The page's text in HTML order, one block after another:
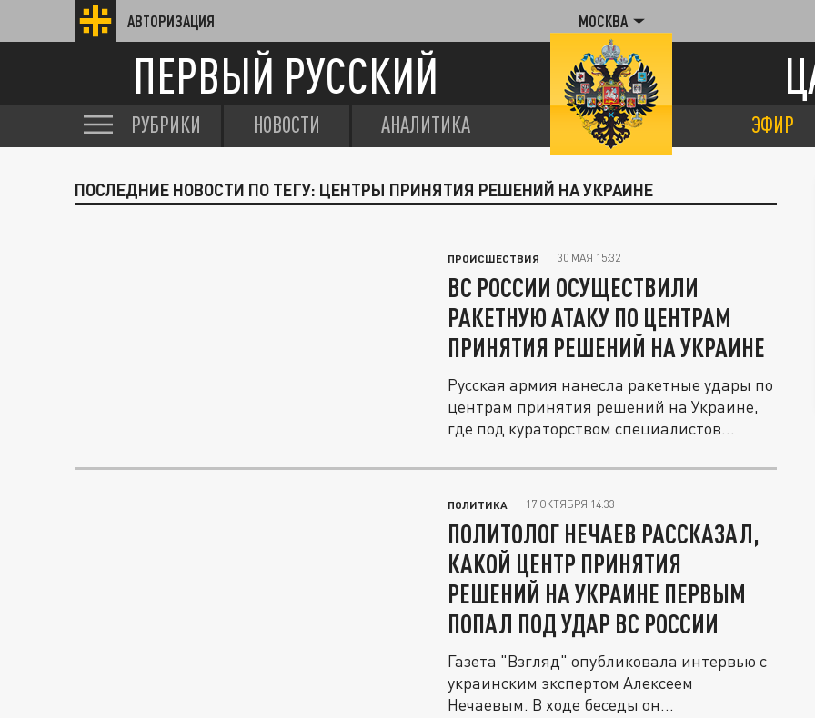
АВТОРИЗАЦИЯ МОСКВА
ПЕРВЫЙ РУССКИЙ
РУБРИКИ НОВОСТИ АНАЛИТИКА ЭФИР
ПОСЛЕДНИЕ НОВОСТИ ПО ТЕГУ: ЦЕНТРЫ ПРИНЯТИЯ РЕШЕНИЙ НА УКРАИНЕ
ПРОИСШЕСТВИЯ 30 МАЯ 15:32
ВС РОССИИ ОСУЩЕСТВИЛИ
РАКЕТНУЮ АТАКУ ПО ЦЕНТРАМ
ПРИНЯТИЯ РЕШЕНИЙ НА УКРАИНЕ
Русская армия нанесла ракетные удары по
центрам принятия решений на Украине,
где под кураторством специалистов...
ПОЛИТИКА 17 ОКТЯБРЯ 14:33
ПОЛИТОЛОГ НЕЧАЕВ РАССКАЗАЛ,
КАКОЙ ЦЕНТР ПРИНЯТИЯ
РЕШЕНИЙ НА УКРАИНЕ ПЕРВЫМ
ПОПАЛ ПОД УДАР ВС РОССИИ
Газета "Взгляд" опубликовала интервью с
украинским экспертом Алексеем
Нечаевым. В ходе беседы он...